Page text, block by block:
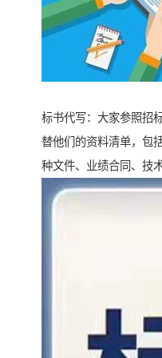
标书代写：大家参照招
替他们的资料清单，包
种文件、业绩合同、技